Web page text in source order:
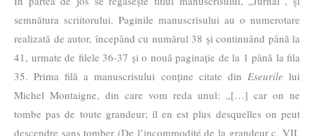
semnătura scriitorului. Paginile manuscrisului au o numerotare
realizată de autor, începând cu numărul 38 și continuând până la
41, urmate de filele 36-37 și o nouă paginație de la 1 până la fila
35. Prima filă a manuscrisului conține citate din Eseurile lui
Michel Montaigne, din care vom reda unul: „[…] car on ne
tombe pas de toute grandeur; il en est plus desquelles on peut
descendre sans tomber (De l’incommodité de la grandeur c. VII,